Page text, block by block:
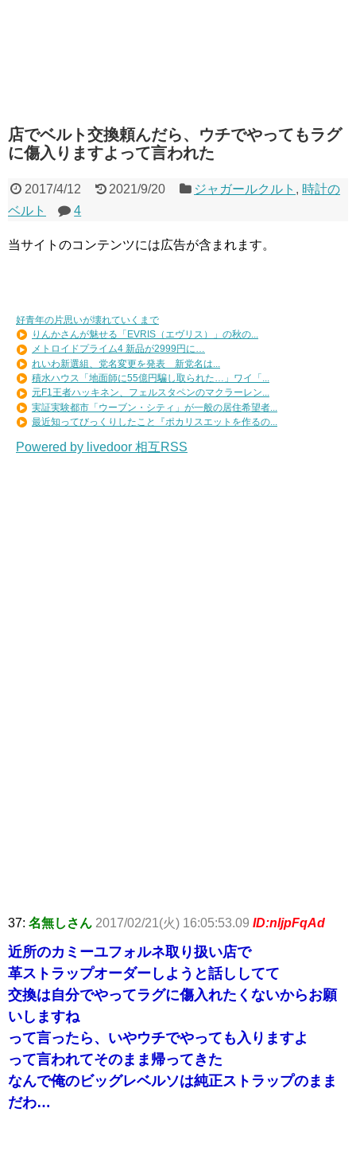
店でベルト交換頼んだら、ウチでやってもラグ
に傷入りますよって言われた
2017/4/12 2021/9/20 ジャガールクルト , 時計の
ベルト
4
当サイトのコンテンツには広告が含まれます。
好青年の片思いが壊れていくまで
りんかさんが魅せる「EVRIS（エヴリス）」の秋の...
メトロイドプライム4 新品が2999円に…
れいわ新選組、党名変更を発表 新党名は...
積水ハウス「地面師に55億円騙し取られた…」ワイ「...
元F1王者ハッキネン、フェルスタペンのマクラーレン...
実証実験都市「ウーブン・シティ」が一般の居住希望者...
最近知ってびっくりしたこと『ポカリスエットを作るの...
Powered by livedoor 相互RSS
37: 名無しさん 2017/02/21(火) 16:05:53.09 ID:nljpFqAd
近所のカミーユフォルネ取り扱い店で
革ストラップオーダーしようと話ししてて
交換は自分でやってラグに傷入れたくないからお願
いしますね
って言ったら、いやウチでやっても入りますよ
って言われてそのまま帰ってきた
なんで俺のビッグレベルソは純正ストラップのまま
だわ…